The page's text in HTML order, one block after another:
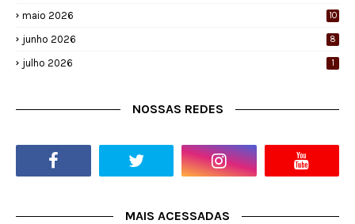
maio 2026 10
junho 2026 8
julho 2026 1
NOSSAS REDES
MAIS ACESSADAS